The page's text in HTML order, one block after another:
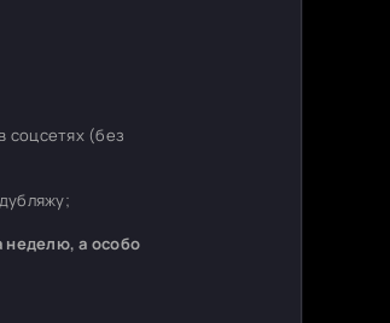
соцсетях (без
неделю, а особо